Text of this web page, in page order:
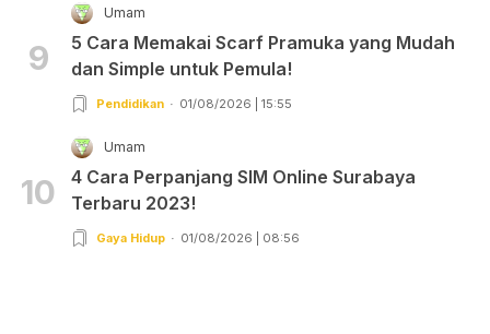
9
Umam
5 Cara Memakai Scarf Pramuka yang Mudah
dan Simple untuk Pemula!
Pendidikan 01/08/2026 | 15:55
10
Umam
4 Cara Perpanjang SIM Online Surabaya
Terbaru 2023!
Gaya Hidup 01/08/2026 | 08:56